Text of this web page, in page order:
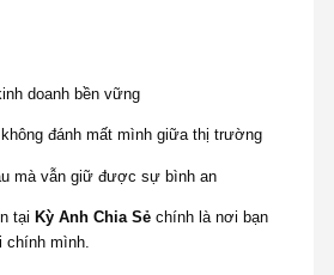
doanh bền vững
đánh mất mình giữa thị trường
mà vẫn giữ được sự bình an
tạiKỳ Anh Chia Sẻ chính là nơi bạn
chính mình.